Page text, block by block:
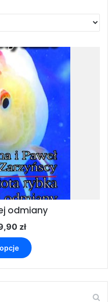
odmiany
złZakres
cen:
od
3,50 zł
do
9,90 zł
produkt